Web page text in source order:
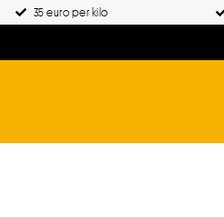
35 euro per kilo